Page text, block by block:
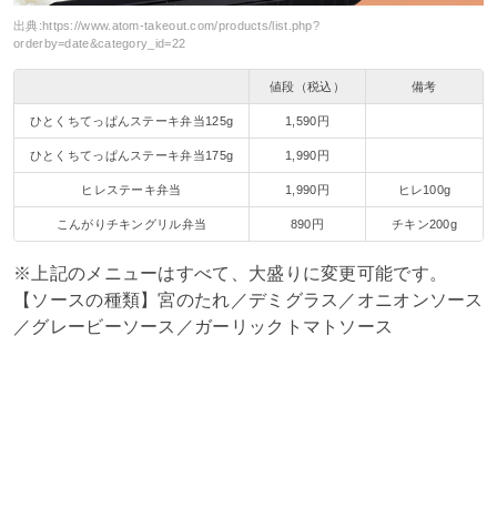
出典: https://www.atom-takeout.com/products/list.php?
orderby=date&category_id=22
値段（税込） 備考
ひとくちてっぱんステーキ弁当125g 1,590円
ひとくちてっぱんステーキ弁当175g 1,990円
ヒレステーキ弁当 1,990円 ヒレ100g
こんがりチキングリル弁当 890円 チキン200g
※上記のメニューはすべて、大盛りに変更可能です。
【ソースの種類】宮のたれ／デミグラス／オニオンソース
／グレービーソース／ガーリックトマトソース